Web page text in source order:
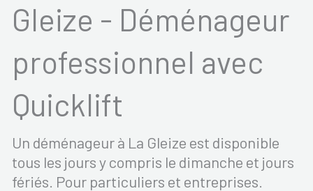
Gleize - Déménageur
professionnel avec
Quicklift
Un déménageur à La Gleize est disponible
tous les jours y compris le dimanche et jours
fériés. Pour particuliers et entreprises.